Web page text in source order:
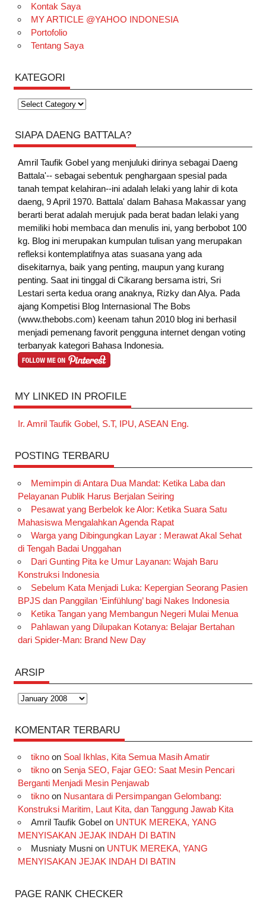
Kontak Saya
MY ARTICLE @YAHOO INDONESIA
Portofolio
Tentang Saya
KATEGORI
Kategori
SIAPA DAENG BATTALA?
Amril Taufik Gobelyang menjuluki dirinya sebagai Daeng
Battala'-- sebagai sebentuk penghargaan spesial pada
tanah tempat kelahiran--ini adalah lelaki yang lahir di kota
daeng, 9 April 1970. Battala' dalam Bahasa Makassar yang
berarti berat adalah merujuk pada berat badan lelaki yang
memiliki hobi membaca dan menulis ini, yang berbobot 100
kg. Blog ini merupakan kumpulan tulisan yang merupakan
refleksi kontemplatifnya atas suasana yang ada
disekitarnya, baik yang penting, maupun yang kurang
penting. Saat ini tinggal di Cikarang bersama istri, Sri
Lestari serta kedua orang anaknya, Rizky dan Alya. Pada
ajang Kompetisi Blog Internasional The Bobs
(www.thebobs.com) keenam tahun 2010 blog ini berhasil
menjadi pemenang favorit pengguna internet dengan voting
terbanyak kategori Bahasa Indonesia.
MY LINKED IN PROFILE
Ir. Amril Taufik Gobel, S.T, IPU, ASEAN Eng.
POSTING TERBARU
Memimpin di Antara Dua Mandat: Ketika Laba dan
Pelayanan Publik Harus Berjalan Seiring
Pesawat yang Berbelok ke Alor: Ketika Suara Satu
Mahasiswa Mengalahkan Agenda Rapat
Warga yang Dibingungkan Layar : Merawat Akal Sehat
di Tengah Badai Unggahan
Dari Gunting Pita ke Umur Layanan: Wajah Baru
Konstruksi Indonesia
Sebelum Kata Menjadi Luka: Kepergian Seorang Pasien
BPJS dan Panggilan ‘Einfühlung’ bagi Nakes Indonesia
Ketika Tangan yang Membangun Negeri Mulai Menua
Pahlawan yang Dilupakan Kotanya: Belajar Bertahan
dari Spider-Man: Brand New Day
ARSIP
Arsip
KOMENTAR TERBARU
tiknoon Soal Ikhlas, Kita Semua Masih Amatir
tiknoon Senja SEO, Fajar GEO: Saat Mesin Pencari
Berganti Menjadi Mesin Penjawab
tiknoon Nusantara di Persimpangan Gelombang:
Konstruksi Maritim, Laut Kita, dan Tanggung Jawab Kita
Amril Taufik Gobelon UNTUK MEREKA, YANG
MENYISAKAN JEJAK INDAH DI BATIN
Musniaty Musnion UNTUK MEREKA, YANG
MENYISAKAN JEJAK INDAH DI BATIN
PAGE RANK CHECKER